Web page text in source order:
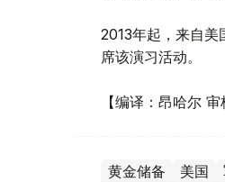
2013年起，来自美
席该演习活动。
【编译：昂哈尔
黄金储备 美国